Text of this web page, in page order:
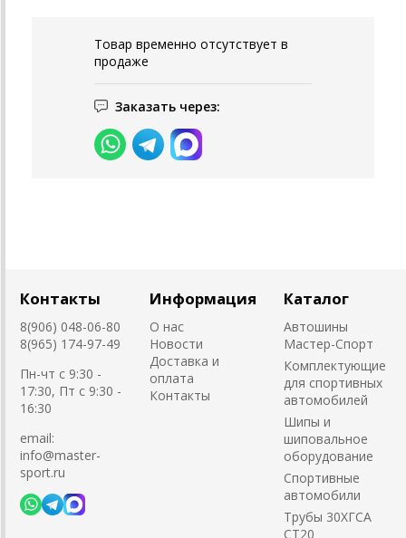
Товар временно отсутствует в
продаже
Заказать через:
Контакты
8(906) 048-06-80
8(965) 174-97-49
Пн-чт с 9:30 -
17:30, Пт с 9:30 -
16:30
email:
info@master-
sport.ru
Информация
О нас
Новости
Доставка и
оплата
Контакты
Каталог
Автошины
Мастер-Спорт
Комплектующие
для спортивных
автомобилей
Шипы и
шиповальное
оборудование
Cпортивные
автомобили
Трубы 30ХГСА
СТ20